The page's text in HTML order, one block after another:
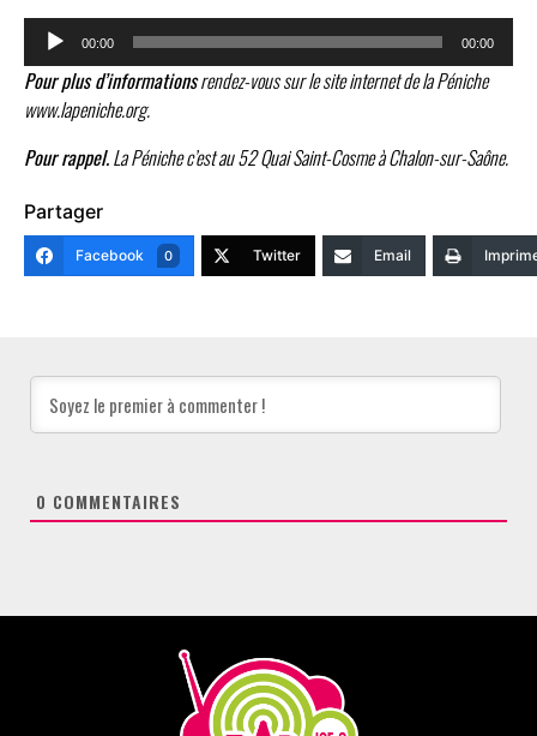
Lecteur
audio
00:00 00:00
Pour plus d’informationsrendez-vous sur le site internet de la Péniche
www.lapeniche.org.
Pour rappel.La Péniche c’est au 52 Quai Saint-Cosme à Chalon-sur-Saône.
Partager
Facebook 0 Twitter Email
0 COMMENTAIRES